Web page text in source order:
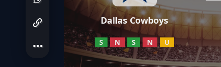
Dallas Cowboys
S N S N U